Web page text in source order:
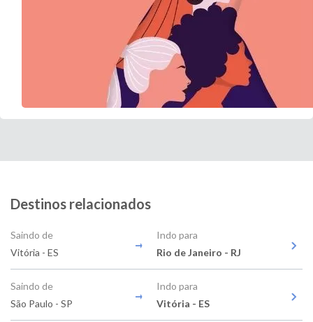
Destinos relacionados
Saindo de
Vitória - ES
Indo para
Rio de Janeiro - RJ
Saindo de
São Paulo - SP
Indo para
Vitória - ES